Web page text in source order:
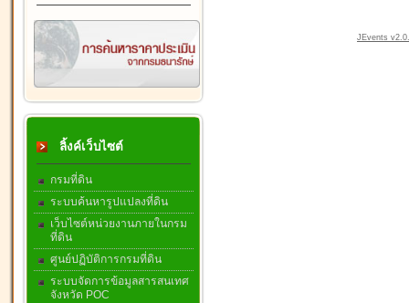
ลิ้งค์เว็บไซต์
กรมที่ดิน
ระบบค้นหารูปแปลงที่ดิน
เว็บไซต์หน่วยงานภายในกรม
ที่ดิน
ศูนย์ปฏิบัติการกรมที่ดิน
ระบบจัดการข้อมูลสารสนเทศ
จังหวัด POC
JEvents